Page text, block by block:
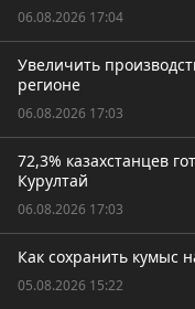
06.08.2026 17:04
Увеличить
регионе
06.08.2026 17:03
72,3% казахстанцев
Курултай
06.08.2026 17:03
Как сохранить кумыс
05.08.2026 15:22